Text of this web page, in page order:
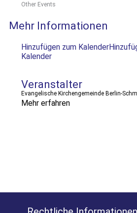
Other Events
Mehr Informationen
Hinzufügen zum Kalender
Kalender
Veranstalter
Evangelische Kirchengemeinde Berlin-
Mehr erfahren